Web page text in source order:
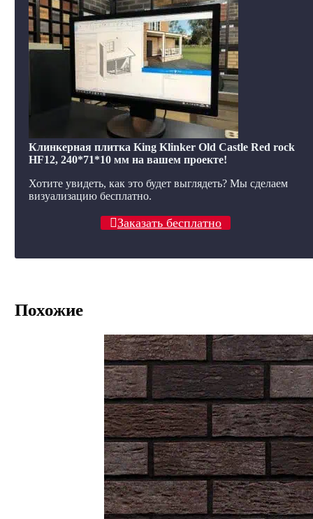
Клинкерная плитка King Klinker Old Castle Red rock
HF12, 240*71*10 мм на вашем проекте!
Хотите увидеть, как это будет выглядеть? Мы сделаем
визуализацию бесплатно.
Заказать бесплатно
Похожие